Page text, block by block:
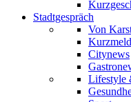
Stadtgespräch
Von
Citynews
Lifestyle